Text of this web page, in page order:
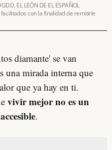
EL LEÓN DE EL ESPAÑOL
facilitados con la finalidad de remitirle
diamante' se van
una mirada interna que
que ya hay en ti.
vivir mejor no es un
.